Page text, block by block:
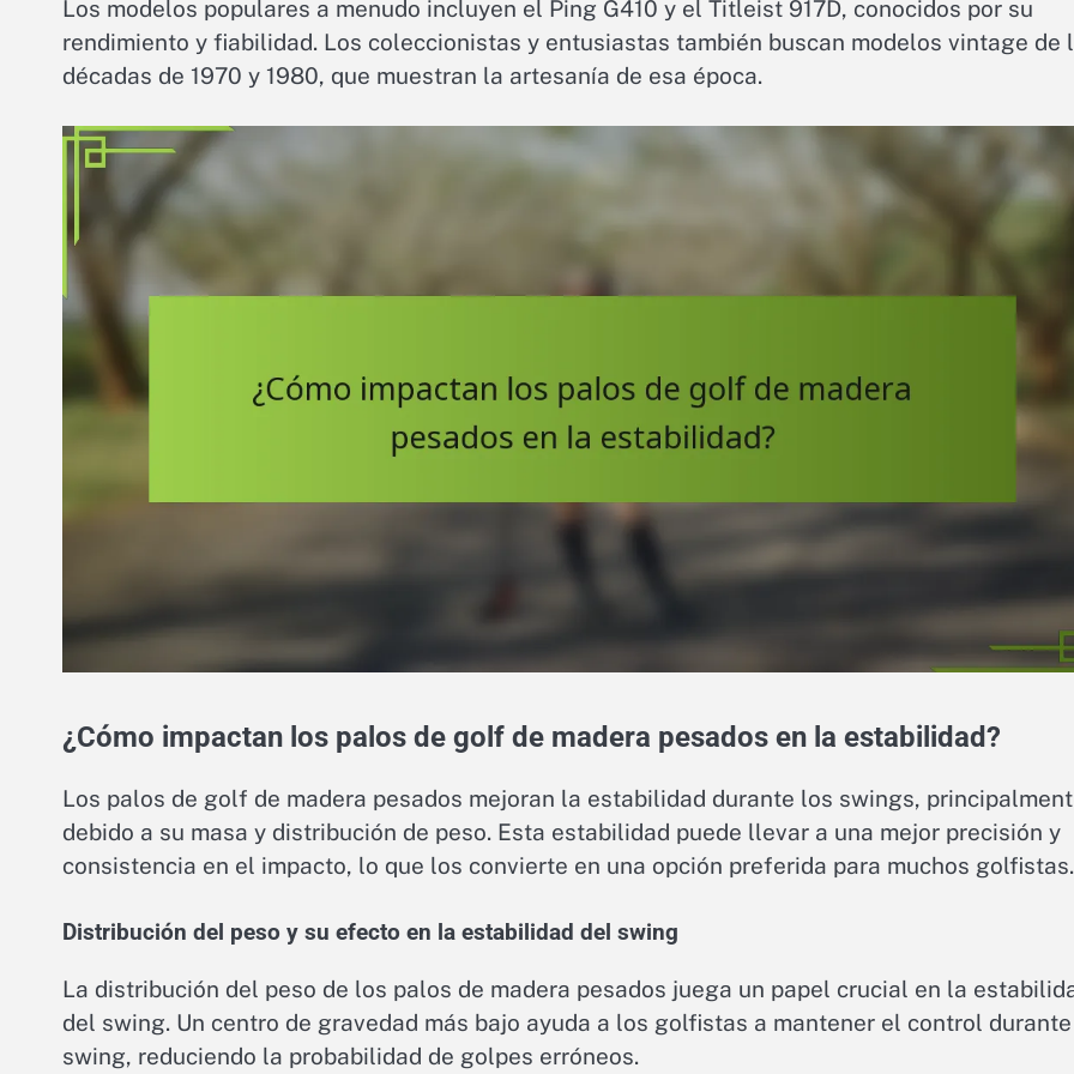
Los modelos populares a menudo incluyen el Ping G410 y el Titleist 917D, conocidos por su
rendimiento y fiabilidad. Los coleccionistas y entusiastas también buscan modelos vintage de
décadas de 1970 y 1980, que muestran la artesanía de esa época.
¿Cómo impactan los palos de golf de madera pesados en la estabilidad?
Los palos de golf de madera pesados mejoran la estabilidad durante los swings,
debido a su masa y distribución de peso. Esta estabilidad puede llevar a una mejor precisión y
consistencia en el impacto, lo que los convierte en una opción preferida para muchos golfistas.
Distribución del peso y su efecto en la estabilidad del swing
La distribución del peso de los palos de madera pesados juega un papel crucial en la
del swing. Un centro de gravedad más bajo ayuda a los golfistas a mantener el control
swing, reduciendo la probabilidad de golpes erróneos.